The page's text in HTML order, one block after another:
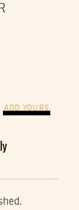
ADD YOURS